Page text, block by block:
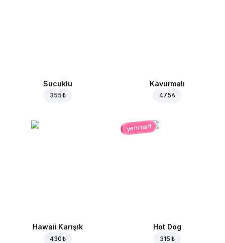
Sucuklu
355 ₺
Kavurmalı
475 ₺
Hawaii Karışık
430 ₺
yeni tarif
Hot Dog
315 ₺